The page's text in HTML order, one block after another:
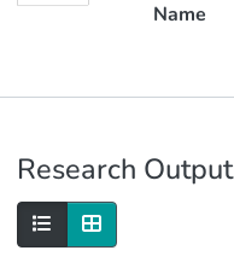
Name
Research Output